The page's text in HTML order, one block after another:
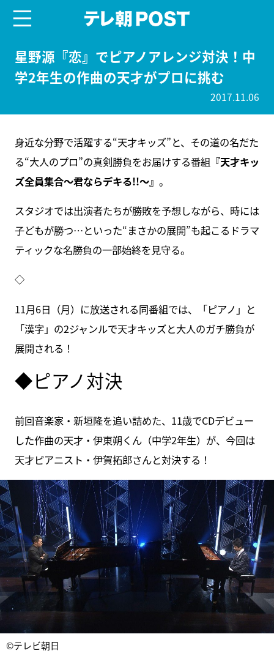
星野源『恋』でピアノアレンジ対決！中
学2年生の作曲の天才がプロに挑む
2017.11.06
身近な分野で活躍する“天才キッズ”と、その道の名だた
る“大人のプロ”の真剣勝負をお届けする番組 『天才キッ
ズ全員集合～君ならデキる!!～』 。
スタジオでは出演者たちが勝敗を予想しながら、時には
子どもが勝つ…といった“まさかの展開”も起こるドラマ
ティックな名勝負の一部始終を見守る。
◇
11月6日（月）に放送される同番組では、「ピアノ」と
「漢字」の2ジャンルで天才キッズと大人のガチ勝負が
展開される！
◆ピアノ対決
前回音楽家・新垣隆を追い詰めた、11歳でCDデビュー
した作曲の天才・伊東朔くん（中学2年生）が、今回は
天才ピアニスト・伊賀拓郎さんと対決する！
©テレビ朝日